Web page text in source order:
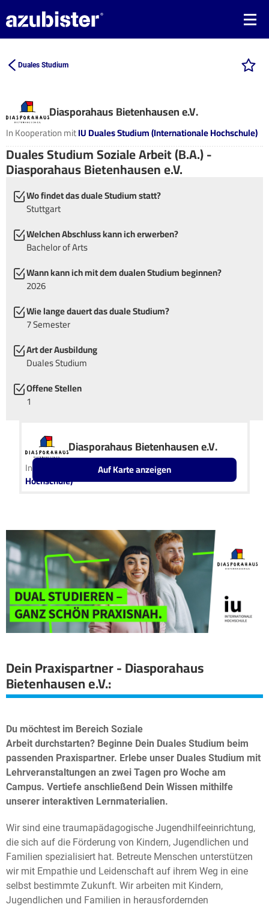
Duales Studium
Diasporahaus Bietenhausen e.V.
In Kooperation mitIU Duales Studium (Internationale Hochschule)
Duales Studium Soziale Arbeit (B.A.) -
Diasporahaus Bietenhausen e.V.
Wo findet das duale Studium statt?
Stuttgart
Welchen Abschluss kann ich erwerben?
Bachelor of Arts
Wann kann ich mit dem dualen Studium beginnen?
2026
Wie lange dauert das duale Studium?
7 Semester
Art der Ausbildung
Duales Studium
Offene Stellen
1
Diasporahaus Bietenhausen e.V.
In Kooperation mit IU Duales Studium (Internationale
Hochschule) Leaflet OpenStreetMap2
Auf Karte anzeigen
Dein Praxispartner - Diasporahaus
Bietenhausen e.V.:
Du möchtest im Bereich Soziale
Arbeit durchstarten? Beginne Dein Duales Studium beim
passenden Praxispartner. Erlebe unser Duales Studium mit
Lehrveranstaltungen an zwei Tagen pro Woche am
Campus. Vertiefe anschließend Dein Wissen mithilfe
unserer interaktiven Lernmaterialien.
Wir sind eine traumapädagogische Jugendhilfeeinrichtung,
die sich auf die Förderung von Kindern, Jugendlichen und
Familien spezialisiert hat. Betreute Menschen unterstützen
wir mit Empathie und Leidenschaft auf ihrem Weg in eine
selbst bestimmte Zukunft. Wir arbeiten mit Kindern,
Jugendlichen und Familien in herausfordernden